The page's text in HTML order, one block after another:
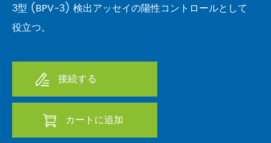
3型 (BPV-3) 検出アッセイの陽性コントロールとして
役立つ。
接続する
カートに追加